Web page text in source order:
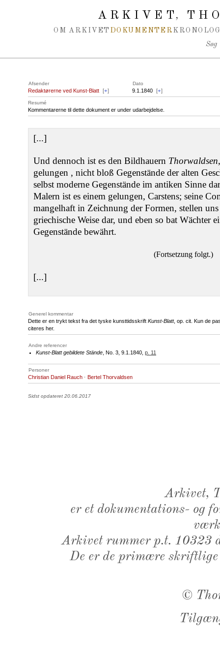
ARKIVET,
OM ARKIVET DOKUMENTER
Søg
Afsender Dato
Redaktørerne ved Kunst-Blatt [+] 9.1.1840 [+]
Resumé
Kommentarerne til dette dokument er under udarbejdelse.
[...]
Und dennoch ist es den Bildhauern Thorwaldsen
gelungen , nicht bloß Gegenstände der alten
selbst moderne Gegenstände im antiken Sinne
Malern ist es einem gelungen, Carstens; seine
mangelhaft in Zeichnung der Formen, stellen
griechische Weise dar, und eben so bat Wächter
Gegenstände bewährt.
(Fortsetzung folgt.)
[...]
Generel kommentar
Dette er en trykt tekst fra det tyske kunsttidsskrift Kunst-Blatt, op. cit. Kun de
citeres her.
Andre referencer
Kunst-Blatt gebildete Stände , No. 3, 9.1.1840, p. 11
Personer
Christian Daniel Rauch · Bertel Thorvaldsen
Sidst opdateret 20.06.2017
Arkivet,
er et dokumentations- og
Arkivet rummer p.t. 10323
De er de primære
©